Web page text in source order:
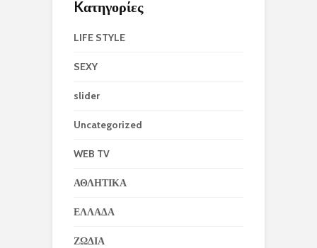
Kατηγορίες
LIFE STYLE
SEXY
slider
Uncategorized
WEB TV
ΑΘΛΗΤΙΚΑ
ΕΛΛΑΔΑ
ΖΩΔΙΑ